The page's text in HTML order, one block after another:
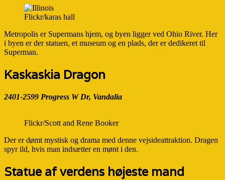
Flickr/karas hall
Metropolis er Supermans hjem, og byen ligger ved Ohio River. Her
i byen er der statuen, et museum og en plads, der er dedikeret til
Superman.
Kaskaskia Dragon
2401-2599 Progress W Dr, Vandalia
Flickr/Scott and Rene Booker
Der er dømt mystisk og drama med denne vejsideattraktion. Dragen
spyr ild, hvis man indsætter en mønt i den.
Statue af verdens højeste mand